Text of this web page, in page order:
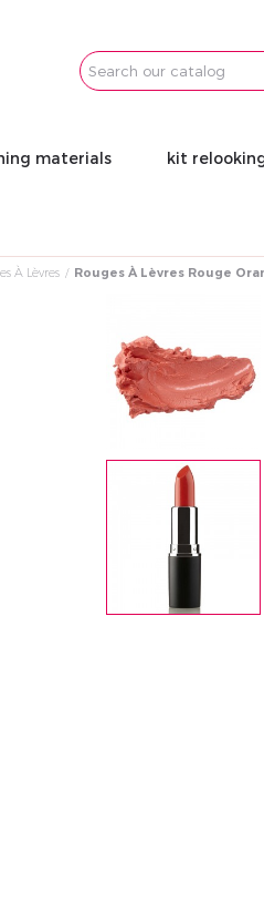
Email
réinitialiser votre mot de
materials kit
À Lèvres Rouges À Lèvres Rouge